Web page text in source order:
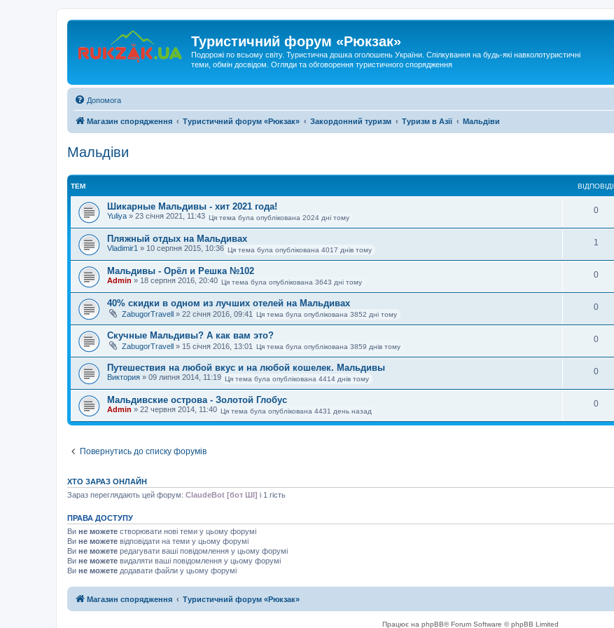
Туристичний форум «Рюкзак»
Подорожі по всьому світу. Туристична дошка оголошень України. Спілкування на будь-які навколотуристичні
теми, обмін досвідом. Огляди та обговорення туристичного спорядження
Допомога
Магазин спорядження Туристичний форум «Рюкзак» Закордонний туризм Туризм в Азії Мальдіви
Мальдіви
ТЕМ ВІДПОВІДІ
Шикарные Мальдивы - хит 2021 года!
Yuliya » 23 січня 2021, 11:43 Ця тема була опублікована 2024 дні тому
0
Пляжный отдых на Мальдивах
Vladimir1 » 10 серпня 2015, 10:36 Ця тема була опублікована 4017 днів тому
1
Мальдивы - Орёл и Решка №102
Admin » 18 серпня 2016, 20:40 Ця тема була опублікована 3643 дні тому
0
40% скидки в одном из лучших отелей на Мальдивах
ZabugorTravell » 22 січня 2016, 09:41 Ця тема була опублікована 3852 дні тому
0
Скучные Мальдивы? А как вам это?
ZabugorTravell » 15 січня 2016, 13:01 Ця тема була опублікована 3859 днів тому
0
Путешествия на любой вкус и на любой кошелек. Мальдивы
Виктория » 09 липня 2014, 11:19 Ця тема була опублікована 4414 днів тому
0
Мальдивские острова - Золотой Глобус
Admin » 22 червня 2014, 11:40 Ця тема була опублікована 4431 день назад
0
Повернутись до списку форумів
ХТО ЗАРАЗ ОНЛАЙН
Зараз переглядають цей форум: ClaudeBot [бот ШІ] і 1 гість
ПРАВА ДОСТУПУ
Ви не можете створювати нові теми у цьому форумі
Ви не можете відповідати на теми у цьому форумі
Ви не можете редагувати ваші повідомлення у цьому форумі
Ви не можете видаляти ваші повідомлення у цьому форумі
Ви не можете додавати файли у цьому форумі
Магазин спорядження Туристичний форум «Рюкзак»
Працює на phpBB® Forum Software © phpBB Limited